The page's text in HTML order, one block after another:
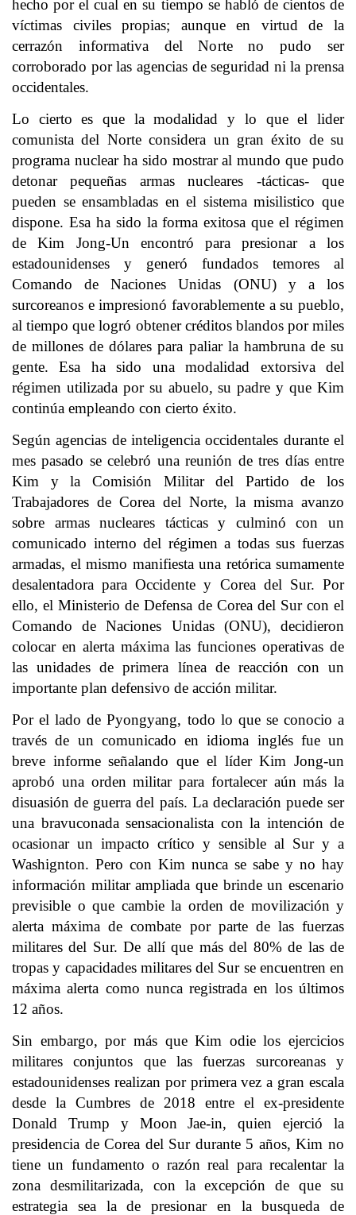
hecho por el cual en su tiempo se habló de cientos de
víctimas civiles propias; aunque en virtud de la
cerrazón informativa del Norte no pudo ser
corroborado por las agencias de seguridad ni la prensa
occidentales.
Lo cierto es que la modalidad y lo que el lider
comunista del Norte considera un gran éxito de su
programa nuclear ha sido mostrar al mundo que pudo
detonar pequeñas armas nucleares -tácticas- que
pueden se ensambladas en el sistema misilistico que
dispone. Esa ha sido la forma exitosa que el régimen
de Kim Jong-Un encontró para presionar a los
estadounidenses y generó fundados temores al
Comando de Naciones Unidas (ONU) y a los
surcoreanos e impresionó favorablemente a su pueblo,
al tiempo que logró obtener créditos blandos por miles
de millones de dólares para paliar la hambruna de su
gente. Esa ha sido una modalidad extorsiva del
régimen utilizada por su abuelo, su padre y que Kim
continúa empleando con cierto éxito.
Según agencias de inteligencia occidentales durante el
mes pasado se celebró una reunión de tres días entre
Kim y la Comisión Militar del Partido de los
Trabajadores de Corea del Norte, la misma avanzo
sobre armas nucleares tácticas y culminó con un
comunicado interno del régimen a todas sus fuerzas
armadas, el mismo manifiesta una retórica sumamente
desalentadora para Occidente y Corea del Sur. Por
ello, el Ministerio de Defensa de Corea del Sur con el
Comando de Naciones Unidas (ONU), decidieron
colocar en alerta máxima las funciones operativas de
las unidades de primera línea de reacción con un
importante plan defensivo de acción militar.
Por el lado de Pyongyang, todo lo que se conocio a
través de un comunicado en idioma inglés fue un
breve informe señalando que el líder Kim Jong-un
aprobó una orden militar para fortalecer aún más la
disuasión de guerra del país. La declaración puede ser
una bravuconada sensacionalista con la intención de
ocasionar un impacto crítico y sensible al Sur y a
Washignton. Pero con Kim nunca se sabe y no hay
información militar ampliada que brinde un escenario
previsible o que cambie la orden de movilización y
alerta máxima de combate por parte de las fuerzas
militares del Sur. De allí que más del 80% de las de
tropas y capacidades militares del Sur se encuentren en
máxima alerta como nunca registrada en los últimos
12 años.
Sin embargo, por más que Kim odie los ejercicios
militares conjuntos que las fuerzas surcoreanas y
estadounidenses realizan por primera vez a gran escala
desde la Cumbres de 2018 entre el ex-presidente
Donald Trump y Moon Jae-in, quien ejerció la
presidencia de Corea del Sur durante 5 años, Kim no
tiene un fundamento o razón real para recalentar la
zona desmilitarizada, con la excepción de que su
estrategia sea la de presionar en la busqueda de